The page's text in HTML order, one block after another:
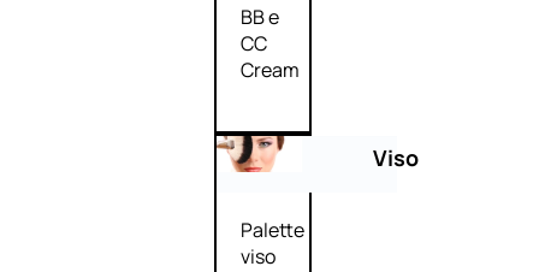
BB e
CC
Cream
Viso
Palette
viso